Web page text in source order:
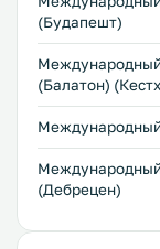
(Будапешт)
(Балатон)
(Дебрецен)